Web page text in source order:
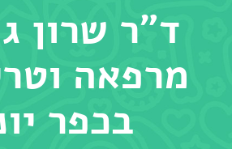
ד"ר שרון
מרפאה
בכפר